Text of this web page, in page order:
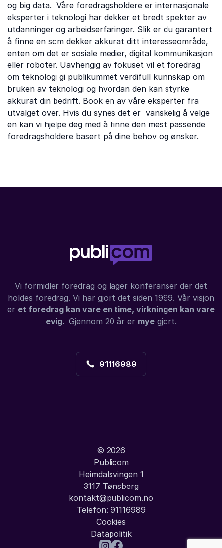
og big data. Våre foredragsholdere er internasjonale
eksperter i teknologi har dekker et bredt spekter av
utdanninger og arbeidserfaringer. Slik er du garantert
å finne en som dekker akkurat ditt interesseområde,
enten om det er sosiale medier, digital kommunikasjon
eller roboter. Uavhengig av fokuset vil et foredrag
om teknologi gi publikummet verdifull kunnskap om
bruken av teknologi og hvordan den kan styrke
akkurat din bedrift. Book en av våre eksperter fra
utvalget over. Hvis du synes det er vanskelig å velge
en kan vi hjelpe deg med å finne den mest passende
foredragsholdere basert på dine behov og ønsker.
Vi formidler foredrag og lager konferanser der det
holdes foredrag. Vi har gjort det siden 1999. Vår visjon
er et foredrag kan vare en time, virkningen kan vare
evig. Gjennom 20 år er myegjort.
91116989
© 2026
Publicom
Heimdalsvingen 1
3117 Tønsberg
kontakt@publicom.no
Telefon: 91116989
Cookies
Datapolitik